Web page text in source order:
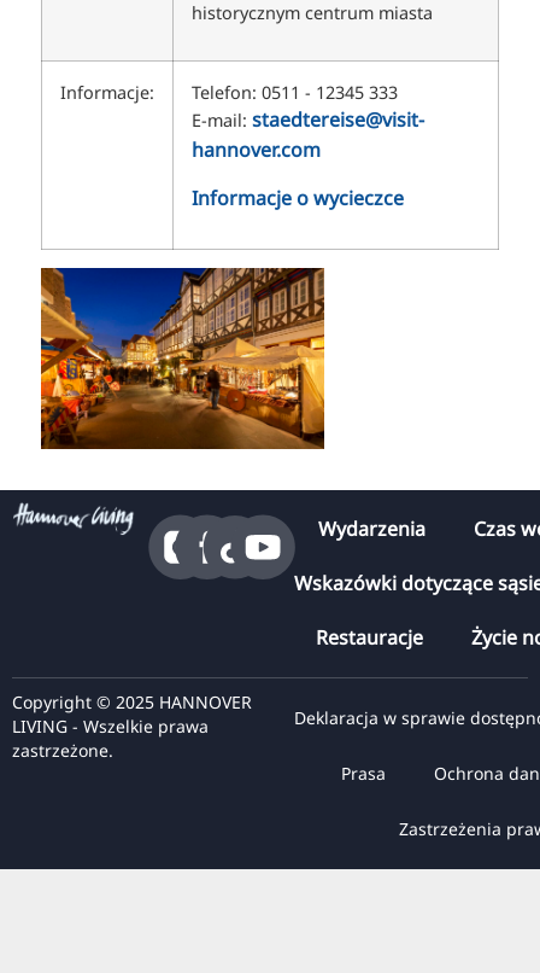
historycznym centrum miasta
Informacje:
Telefon: 0511 - 12345 333
E-mail: staedtereise@visit-
hannover.com
Informacje o wycieczce
Wydarzenia Czas
Wskazówki dotyczące
Restauracje Życie
Copyright © 2025 HANNOVER
LIVING - Wszelkie prawa
zastrzeżone.
Deklaracja w sprawie
Prasa Ochrona
Zastrzeżenia